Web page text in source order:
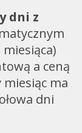
dni z
a ceną
miesiąc ma
dni